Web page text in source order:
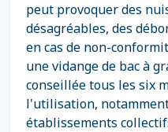
peut provoquer des
désagréables, des
en cas de non-
une vidange de bac à
conseillée tous les six
l'utilisation,
établissements